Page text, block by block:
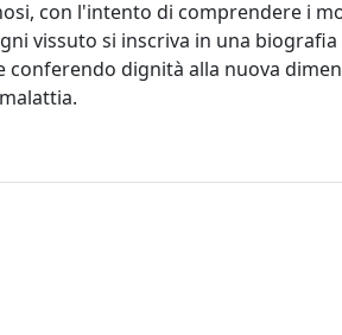
con l'intento di comprendere i
vissuto si inscriva in una biografia
conferendo dignità alla nuova